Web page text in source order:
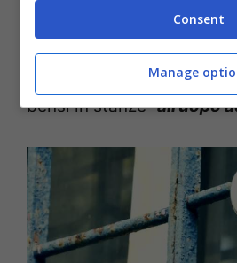
sicurezza. Nemmeno i
essere collocati nei
bensì in stanze “all’uopo
Consent
Manage